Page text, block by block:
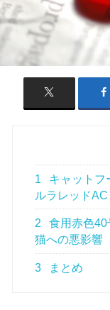
1
キャットフ
ルラレッドAC
2
食用赤色40
猫への悪影響
3 まとめ